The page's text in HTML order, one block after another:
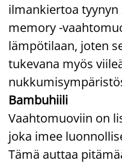
ilmankiertoa tyynyn
memory -
lämpötilaan, joten
tukevana myös
Bambuhiili
Vaahtomuoviin on
joka imee
Tämä auttaa